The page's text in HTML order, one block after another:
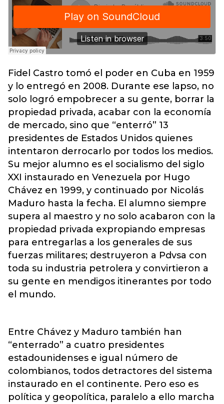
Fidel Castro tomó el poder en Cuba en 1959
y lo entregó en 2008. Durante ese lapso, no
solo logró empobrecer a su gente, borrar la
propiedad privada, acabar con la economía
de mercado, sino que “enterró” 13
presidentes de Estados Unidos quienes
intentaron derrocarlo por todos los medios.
Su mejor alumno es el socialismo del siglo
XXI instaurado en Venezuela por Hugo
Chávez en 1999, y continuado por Nicolás
Maduro hasta la fecha. El alumno siempre
supera al maestro y no solo acabaron con la
propiedad privada expropiando empresas
para entregarlas a los generales de sus
fuerzas militares; destruyeron a Pdvsa con
toda su industria petrolera y convirtieron a
su gente en mendigos itinerantes por todo
el mundo.
Entre Chávez y Maduro también han
“enterrado” a cuatro presidentes
estadounidenses e igual número de
colombianos, todos detractores del sistema
instaurado en el continente. Pero eso es
política y geopolítica, paralelo a ello marcha